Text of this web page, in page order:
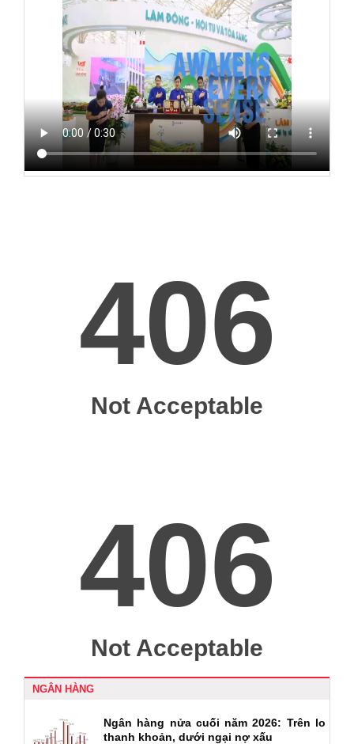
NGÂN HÀNG
Ngân hàng nửa cuối năm 2026: Trên lo
thanh khoản, dưới ngại nợ xấu